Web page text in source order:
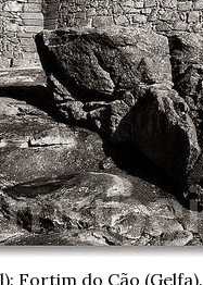
Fortim do Cão (Gelfa).